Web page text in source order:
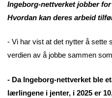
Ingeborg-nettverket jobber
Hvordan kan deres arbeid
- Vi har vist at det nytter å sette
verdien av å jobbe sammen
- Da Ingeborg-nettverket ble
lærlingene i jenter, i 2025 er